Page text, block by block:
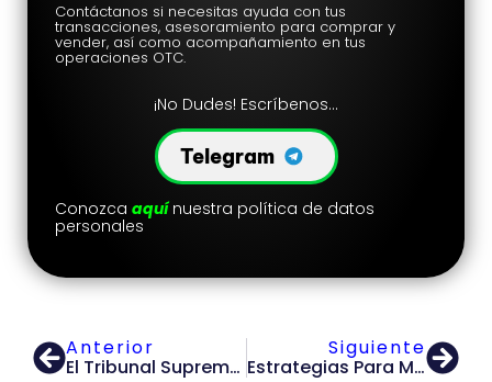
Contáctanos si necesitas ayuda con tus
transacciones, asesoramiento para comprar y
vender, así como acompañamiento en tus
operaciones OTC.
¡No Dudes! Escríbenos…
Conozca aquí nuestra política de datos
personales
Telegram
Anterior
El Tribunal Supremo De Columbia Británica Ha Emitido Un Fallo Histórico Al Ordenar La Devolución De 1.2 Millones De Dólares
Siguiente
Estrategias Para Minimizar Los Impuestos Sobre Las Criptomonedas